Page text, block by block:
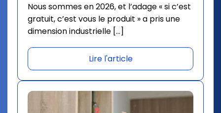
Nous sommes en 2026, et l’adage « si c’est
gratuit, c’est vous le produit » a pris une
dimension industrielle […]
Lire l'article